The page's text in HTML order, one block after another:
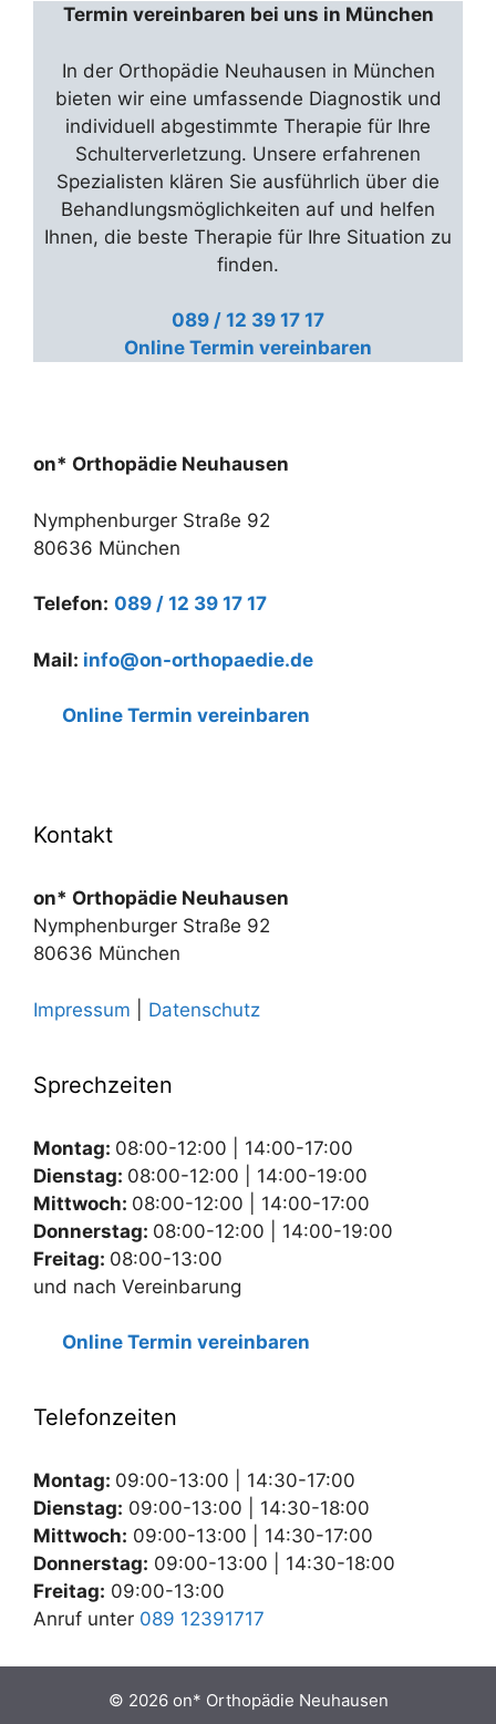
Termin vereinbaren bei uns in München
In der Orthopädie Neuhausen in München
bieten wir eine umfassende Diagnostik und
individuell abgestimmte Therapie für Ihre
Schulterverletzung. Unsere erfahrenen
Spezialisten klären Sie ausführlich über die
Behandlungsmöglichkeiten auf und helfen
Ihnen, die beste Therapie für Ihre Situation zu
finden.
089 / 12 39 17 17
Online Termin vereinbaren
on* Orthopädie Neuhausen
Nymphenburger Straße 92
80636 München
Telefon: 089 / 12 39 17 17
Mail: info@on-orthopaedie.de
Online Termin vereinbaren
Kontakt
on* Orthopädie Neuhausen
Nymphenburger Straße 92
80636 München
Impressum Datenschutz
Sprechzeiten
Montag: 08:00-12:00 | 14:00-17:00
Dienstag: 08:00-12:00 | 14:00-19:00
Mittwoch: 08:00-12:00 | 14:00-17:00
Donnerstag: 08:00-12:00 | 14:00-19:00
Freitag: 08:00-13:00
und nach Vereinbarung
Online Termin vereinbaren
Telefonzeiten
Montag: 09:00-13:00 | 14:30-17:00
Dienstag: 09:00-13:00 | 14:30-18:00
Mittwoch: 09:00-13:00 | 14:30-17:00
Donnerstag: 09:00-13:00 | 14:30-18:00
Freitag: 09:00-13:00
Anruf unter 089 12391717
© 2026 on* Orthopädie Neuhausen